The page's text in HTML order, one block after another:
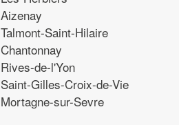
Aizenay
Talmont-Saint-Hilaire
Chantonnay
Rives-de-l'Yon
Saint-Gilles-Croix-de-Vie
Mortagne-sur-Sevre